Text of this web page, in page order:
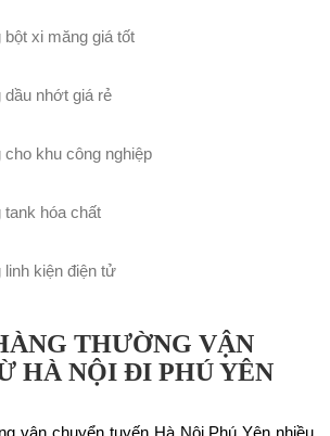
THƯỜNG VẬN
HÀ NỘI ĐI PHÚ YÊN
vận chuyển tuyến Hà Nội Phú Yên nhiều